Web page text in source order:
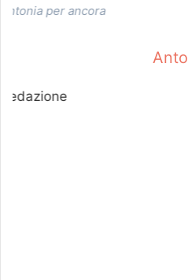
Antonio Cortorillo